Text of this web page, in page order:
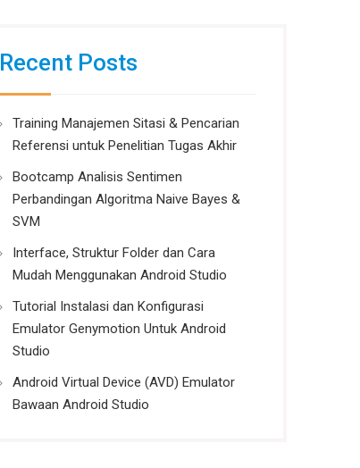
Recent Posts
Training Manajemen Sitasi & Pencarian
Referensi untuk Penelitian Tugas Akhir
Bootcamp Analisis Sentimen
Perbandingan Algoritma Naive Bayes &
SVM
Interface, Struktur Folder dan Cara
Mudah Menggunakan Android Studio
Tutorial Instalasi dan Konfigurasi
Emulator Genymotion Untuk Android
Studio
Android Virtual Device (AVD) Emulator
Bawaan Android Studio